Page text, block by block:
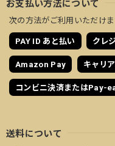
次の方法がご利用いただけま
PAY ID あと払い クレ
Amazon Pay キャリ
コンビニ決済またはPay-
送料について